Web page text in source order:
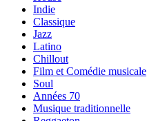
Indie
Classique
Jazz
Latino
Chillout
Film et Comédie musicale
Soul
Années 70
Musique traditionnelle